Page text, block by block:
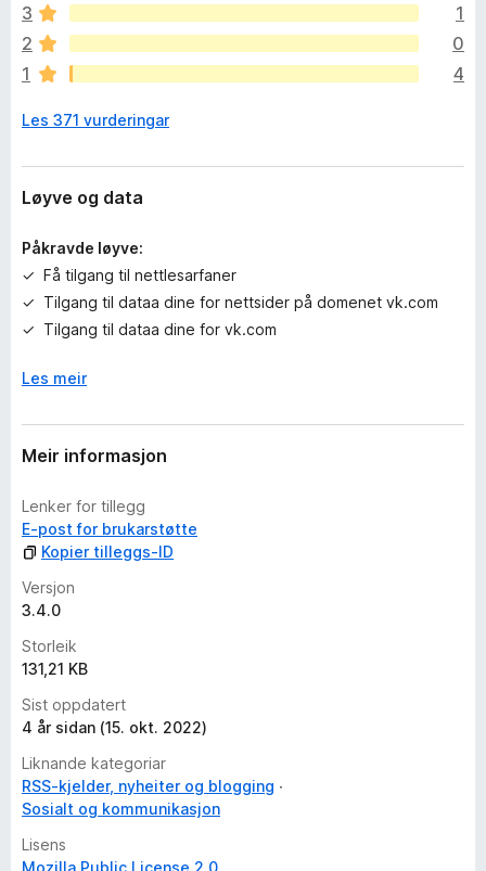
n
v
u
r
e
i
n
a
e
n
n
3
1
2
0
1
4
Les 371 vurderingar
Løyve og data
Påkravde løyve:
Få tilgang til nettlesarfaner
Tilgang til dataa dine for nettsider på domenet vk.com
Tilgang til dataa dine for vk.com
Les meir
Meir informasjon
Lenker for tillegg
E-post for brukarstøtte
Kopier tilleggs-ID
Versjon
3.4.0
Storleik
131,21 KB
Sist oppdatert
4 år sidan (15. okt. 2022)
Liknande kategoriar
RSS-kjelder, nyheiter og blogging
Sosialt og kommunikasjon
Lisens
Mozilla Public License 2.0